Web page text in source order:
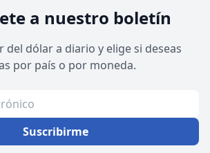
a nuestro boletín
del dólar a diario y elige si deseas
por país o por moneda.
Suscribirme